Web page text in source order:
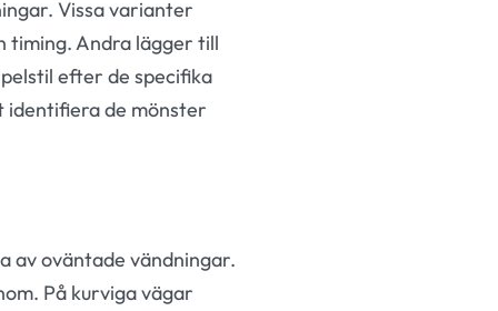
Vissa varianter
timing. Andra lägger till
efter de specifika
identifiera de mönster
av oväntade vändningar.
På kurviga vägar